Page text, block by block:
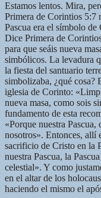
Estamos lentos. Mira,
Primera de Corintios 5:7
Pascua era el símbolo
Dice Primera de
para que seáis nueva
simbólicos. La levadura
la fiesta del santuario
simbolizaba, ¿qué cosa?
iglesia de Corinto:
nueva masa, como sois
fundamento de esta
«Porque nuestra
nosotros». Entonces, allí
sacrificio de Cristo en la
nuestra Pascua, la
celestial». Y como
en el altar de los
haciendo el mismo el